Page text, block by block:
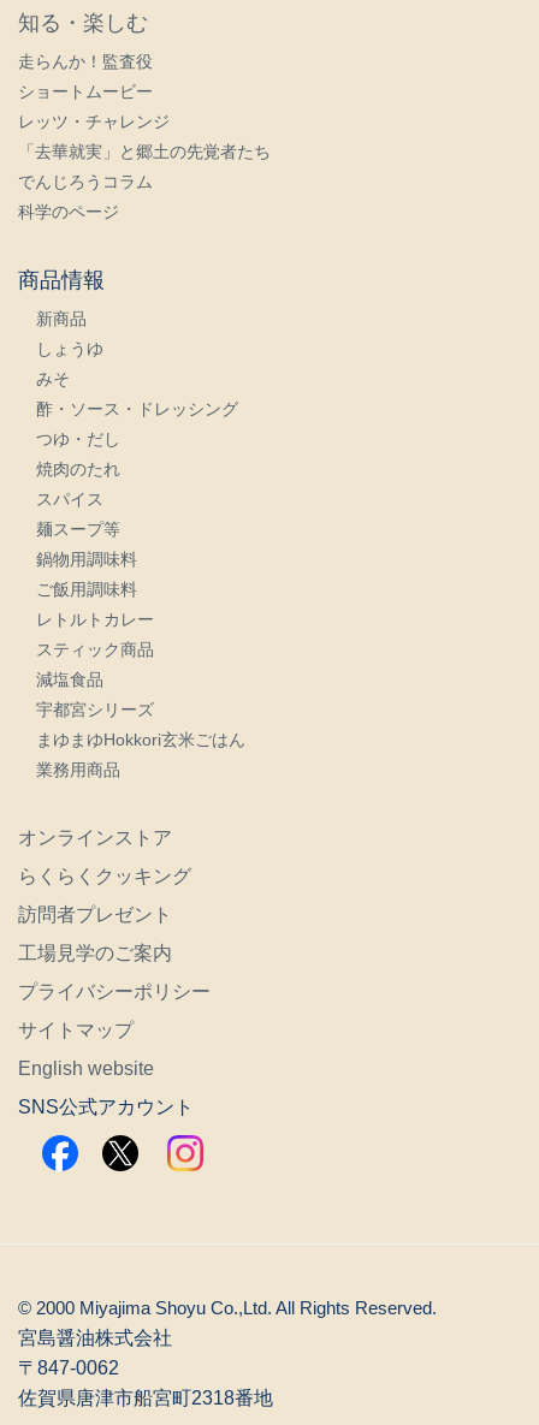
レッツ・チャレンジ
「去華就実」と郷土の先覚者たち
でんじろうコラム
科学のページ
商品情報
新商品
みそ
酢・ソース・ドレッシング
つゆ・だし
焼肉のたれ
スパイス
麺スープ等
鍋物用調味料
ご飯用調味料
レトルトカレー
スティック商品
減塩食品
宇都宮シリーズ
まゆまゆHokkori玄米ごはん
業務用商品
オンラインストア
らくらくクッキング
工場見学のご案内
プライバシーポリシー
サイトマップ
English website
SNS公式アカウント
佐賀県唐津市船宮町2318番地